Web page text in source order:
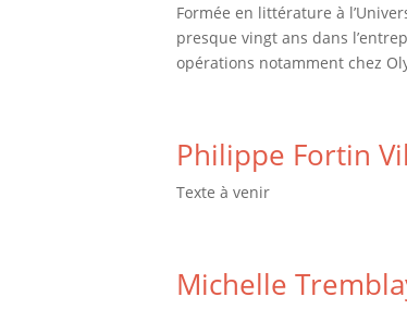
Formée en littérature à
presque vingt ans dans
opérations notamment chez
Philippe Fortin
Texte à venir
Michelle